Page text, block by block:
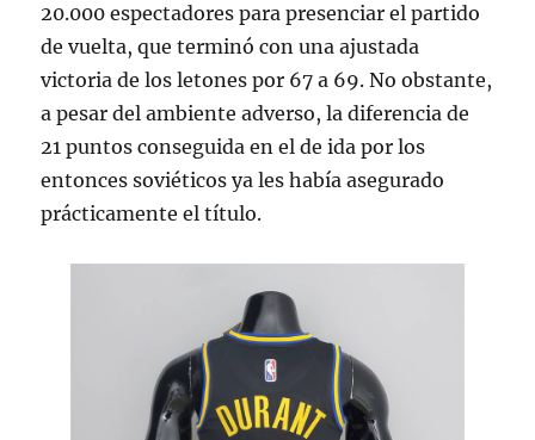
20.000 espectadores para presenciar el partido
de vuelta, que terminó con una ajustada
victoria de los letones por 67 a 69. No obstante,
a pesar del ambiente adverso, la diferencia de
21 puntos conseguida en el de ida por los
entonces soviéticos ya les había asegurado
prácticamente el título.